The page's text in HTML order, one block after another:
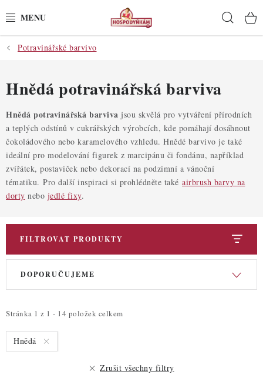
na
POTŘEBY
POMŮCKY
SUROVINY
DEKORACE
PRO OSLAVY
DO KUCHYNĚ
POCHUTINY
Potravinářské barvivo
Hnědá potravinářská barviva
Hnědá potravinářská barviva jsou skvělá pro vytváření přírodních
a teplých odstínů v cukrářských výrobcích, kde pomáhají dosáhnout
čokoládového nebo karamelového vzhledu. Hnědé barvivo je také
ideální pro modelování figurek z marcipánu či fondánu, například
zvířátek, postaviček nebo dekorací na podzimní a vánoční
tématiku. Pro další inspiraci si prohlédněte také airbrush barvy na
dorty nebo jedlé fixy.
FILTROVAT PRODUKTY
V
i
s
p
Stránka 1 z 1 - 14 položek celkem
Ř
e
n
í
DOPORUČUJEME
Hnědá
Zrušit všechny filtry